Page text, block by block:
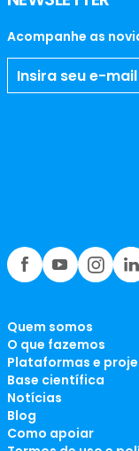
Acompanhe as
Quem somos
O que fazemos
Plataformas e
Base científica
Notícias
Blog
Como apoiar